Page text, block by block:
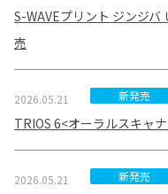
S-WAVEプリント ジンジ
売
2026.05.21 新発売
TRIOS 6<オーラルスキャ
2026.05.21 新発売